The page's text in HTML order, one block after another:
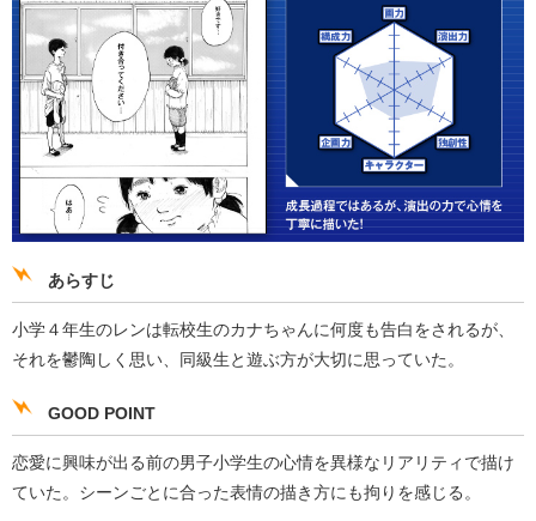
あらすじ
小学４年生のレンは転校生のカナちゃんに何度も告白をされるが、
それを鬱陶しく思い、同級生と遊ぶ方が大切に思っていた。
GOOD POINT
恋愛に興味が出る前の男子小学生の心情を異様なリアリティで描け
ていた。シーンごとに合った表情の描き方にも拘りを感じる。